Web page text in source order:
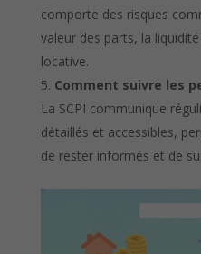
comporte des risques
valeur des parts, la
locative.
Comment suivre les
La SCPI communique
détaillés et accessibles,
de rester informés et de